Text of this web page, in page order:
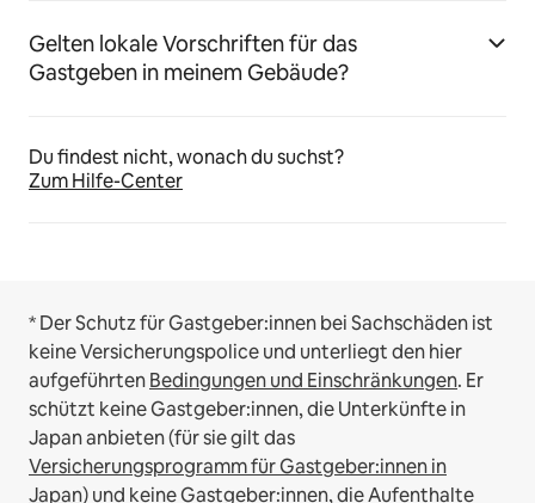
Gelten lokale Vorschriften für das
Gastgeben in meinem Gebäude?
Du findest nicht, wonach du suchst?
Zum Hilfe-Center
* Der Schutz für Gastgeber:innen bei Sachschäden ist
keine Versicherungspolice und unterliegt den hier
aufgeführtenBedingungen und Einschränkungen. Er
schützt keine Gastgeber:innen, die Unterkünfte in
Japan anbieten (für sie gilt das
Versicherungsprogramm für Gastgeber:innen in
Japan) und keine Gastgeber:innen, die Aufenthalte